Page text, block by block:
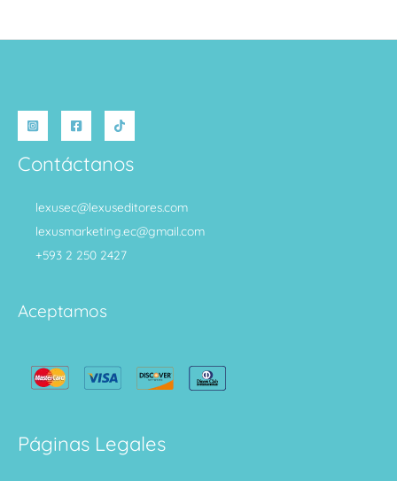
Contáctanos
lexusec@lexuseditores.com
lexusmarketing.ec@gmail.com
+593 2 250 2427
Aceptamos
Páginas Legales